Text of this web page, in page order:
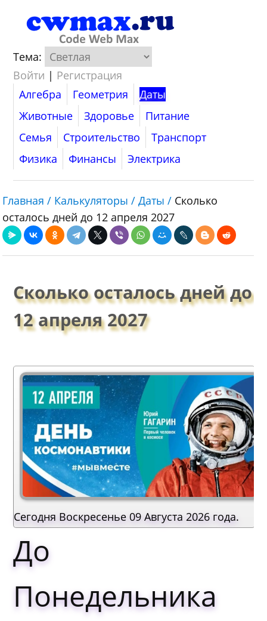
Тема:
Войти | Регистрация
Алгебра
Геометрия
Даты
Животные
Здоровье
Питание
Семья
Строительство
Транспорт
Физика
Финансы Электрика
Главная / Калькуляторы /Даты / Сколько
осталось дней до 12 апреля 2027
Сколько осталось дней до
12 апреля 2027
Сегодня Воскресенье 09 Августа 2026 года.
До
Понедельника